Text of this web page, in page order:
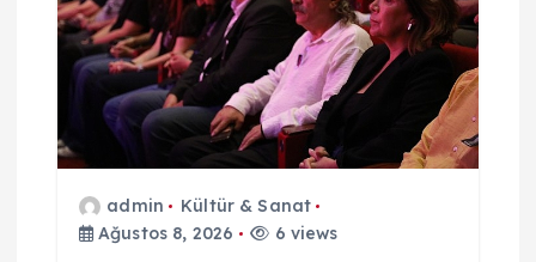
m
s
admin
Kültür & Sanat
Ağustos 8, 2026
6 views